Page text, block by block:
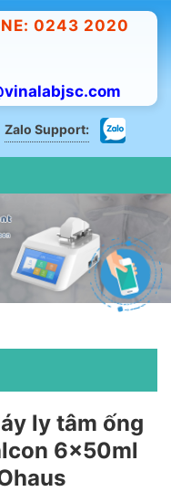
0243 2020
Zalo Support:
ly tâm ống
6x50ml